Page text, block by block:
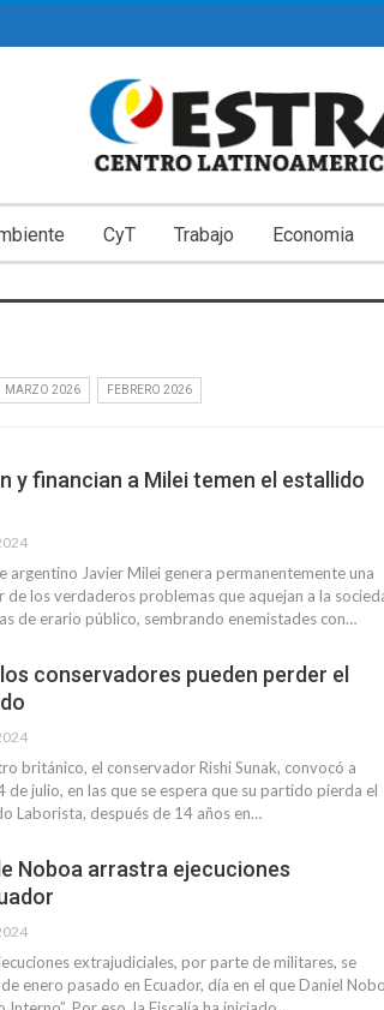
CyT Trabajo Economia
MARZO 2026 FEBRERO 2026
y financian a Milei temen el estallido
argentino Javier Milei genera permanentemente una
de los verdaderos problemas que aquejan a la
de erario público, sembrando enemistades con…
conservadores pueden perder el
británico, el conservador Rishi Sunak, convocó a
de julio, en las que se espera que su partido pierda el
Laborista, después de 14 años en…
Noboa arrastra ejecuciones
extrajudiciales, por parte de militares, se
enero pasado en Ecuador, día en el que Daniel